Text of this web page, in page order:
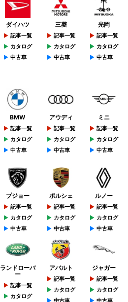
ダイハツ
記事一覧
カタログ
中古車
三菱
記事一覧
カタログ
中古車
光岡
記事一覧
カタログ
中古車
BMW
記事一覧
カタログ
中古車
アウディ
記事一覧
カタログ
中古車
ミニ
記事一覧
カタログ
中古車
プジョー
記事一覧
カタログ
中古車
ポルシェ
記事一覧
カタログ
中古車
ルノー
記事一覧
カタログ
中古車
ランドローバ
ー
記事一覧
カタログ
アバルト
記事一覧
カタログ
中古車
ジャガー
記事一覧
カタログ
中古車